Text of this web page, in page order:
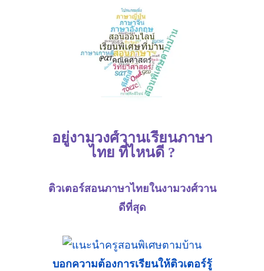
อยู่งามวงศ์วานเรียนภาษา
ไทย ที่ไหนดี ?
ติวเตอร์สอนภาษาไทยในงามวงศ์วาน
ดีที่สุด
บอกความต้องการเรียนให้ติวเตอร์รู้